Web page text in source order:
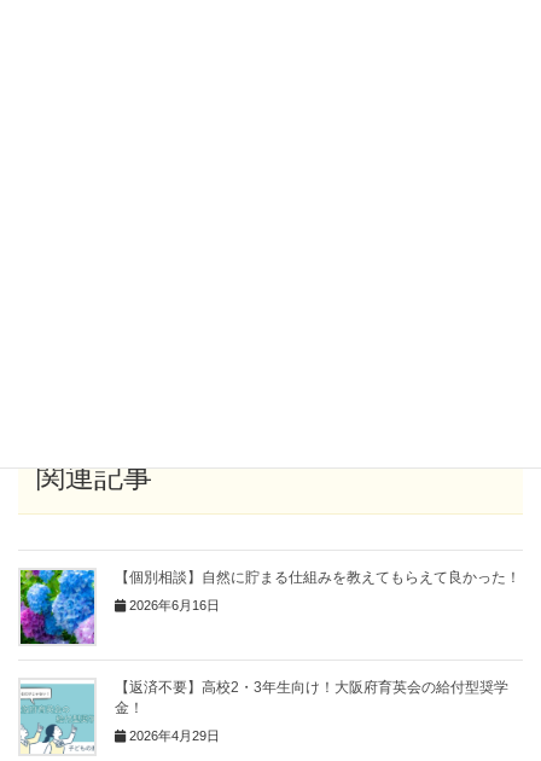
関連記事
【個別相談】自然に貯まる仕組みを教えてもらえて良かった！
2026年6月16日
【返済不要】高校2・3年生向け！大阪府育英会の給付型奨学
金！
2026年4月29日